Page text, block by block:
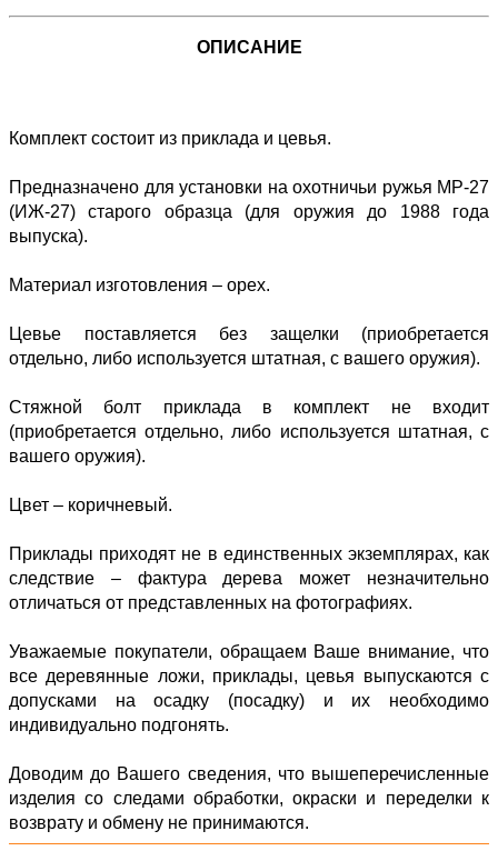
ОПИСАНИЕ
Комплект состоит из приклада и цевья.
Предназначено для установки на охотничьи ружья MP-27
(ИЖ-27) старого образца (для оружия до 1988 года
выпуска).
Материал изготовления – орех.
Цевье поставляется без защелки (приобретается
отдельно, либо используется штатная, с вашего оружия).
Стяжной болт приклада в комплект не входит
(приобретается отдельно, либо используется штатная, с
вашего оружия).
Цвет – коричневый.
Приклады приходят не в единственных экземплярах, как
следствие – фактура дерева может незначительно
отличаться от представленных на фотографиях.
Уважаемые покупатели, обращаем Ваше внимание, что
все деревянные ложи, приклады, цевья выпускаются с
допусками на осадку (посадку) и их необходимо
индивидуально подгонять.
Доводим до Вашего сведения, что вышеперечисленные
изделия со следами обработки, окраски и переделки к
возврату и обмену не принимаются.